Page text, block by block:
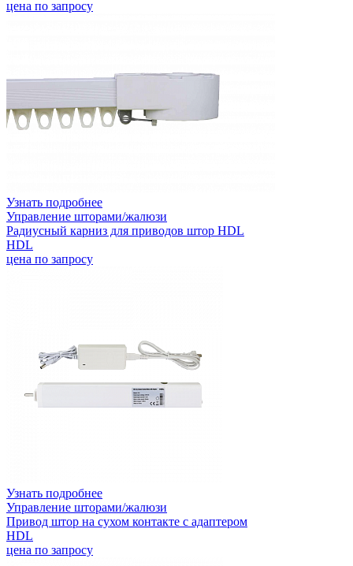
цена по запросу
Узнать подробнее
Управление шторами/жалюзи
Радиусный карниз для приводов штор HDL
HDL
цена по запросу
Узнать подробнее
Управление шторами/жалюзи
Привод штор на сухом контакте с адаптером
HDL
цена по запросу